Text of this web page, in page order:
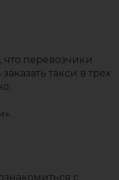
перевозчики
такси в трех
с